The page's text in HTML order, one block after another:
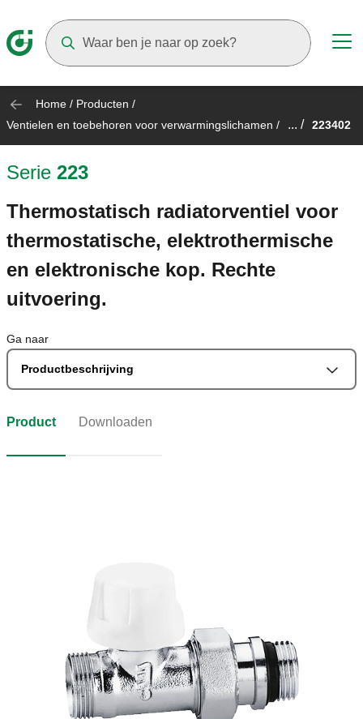
Home / Producten /
Ventielen en toebehoren voor verwarmingslichamen / ... / 223402
Serie 223
Thermostatisch radiatorventiel voor
thermostatische, elektrothermische
en elektronische kop. Rechte
uitvoering.
Ga naar
Productbeschrijving
Product Downloaden